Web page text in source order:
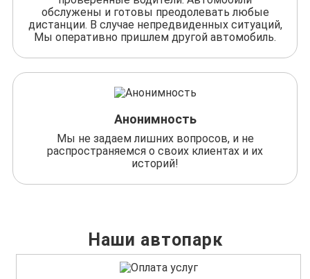
обслужены и готовы преодолевать любые
дистанции. В случае непредвиденных ситуаций,
Мы оперативно пришлем другой автомобиль.
Анонимность
Мы не задаем лишних вопросов, и не
распространяемся о своих клиентах и их
историй!
Наши автопарк